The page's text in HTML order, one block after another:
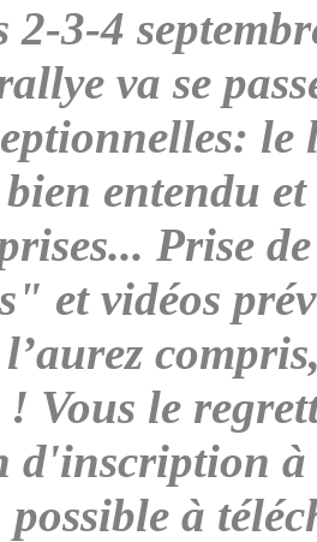
2-3-4
va se
le
entendu
Prise
et vidéos
Vous le
d'inscription à
possible à